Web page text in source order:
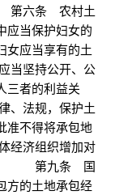
第六条 农村土
应当保护妇女的
女应当享有的土
坚持公开、公
三者的利益关
法规，保护土
准不得将承包地
济组织增加对
力。 第九条 国
方的土地承包经